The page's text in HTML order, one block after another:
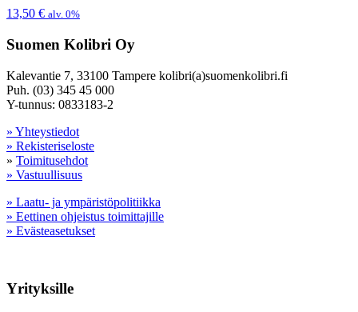
13,50 € alv. 0%
Suomen Kolibri Oy
Kalevantie 7, 33100 Tampere kolibri(a)suomenkolibri.fi
Puh. (03) 345 45 000
Y-tunnus: 0833183-2
» Yhteystiedot
» Rekisteriseloste
» Toimitusehdot
» Vastuullisuus
» Laatu- ja ympäristöpolitiikka
» Eettinen ohjeistus toimittajille
» Evästeasetukset
Yrityksille